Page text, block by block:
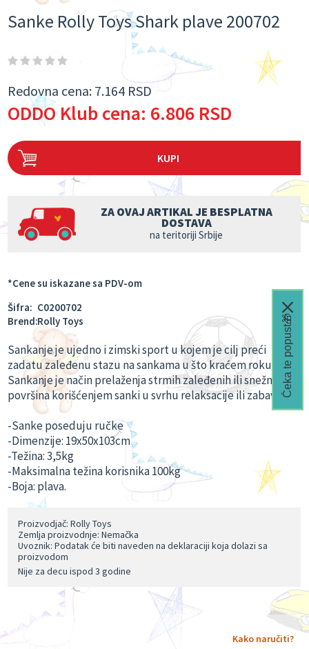
Sanke Rolly Toys Shark plave 200702
Redovna cena: 7.164 RSD
ODDO Klub cena: 6.806 RSD
KUPI
ZA OVAJ ARTIKAL JE BESPLATNA
DOSTAVA
na teritoriji Srbije
*Cene su iskazane sa PDV-om
Šifra: C0200702
Brend:Rolly Toys
Sankanje je ujedno i zimski sport u kojem je cilj preći
zadatu zaleđenu stazu na sankama u što kraćem roku.
Sankanje je način prelaženja strmih zaleđenih ili snežnih
površina korišćenjem sanki u svrhu relaksacije ili zabave.
-Sanke poseduju ručke
-Dimenzije: 19x50x103cm
-Težina: 3,5kg
-Maksimalna težina korisnika 100kg
-Boja: plava.
Proizvodjač: Rolly Toys
Zemlja proizvodnje: Nemačka
Uvoznik: Podatak će biti naveden na deklaraciji koja dolazi sa
proizvodom
Nije za decu ispod 3 godine
Kako naručiti?
Čeka te popust🎁